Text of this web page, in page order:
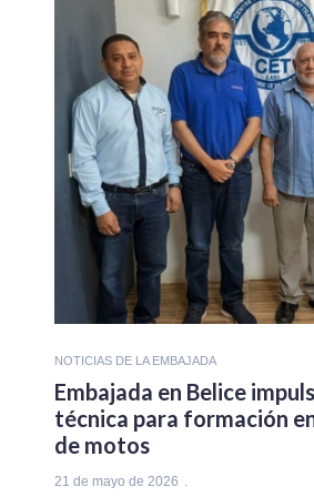
NOTICIAS DE LA EMBAJADA
Embajada en Belice
técnica para formación
de motos
21 de mayo de 2026